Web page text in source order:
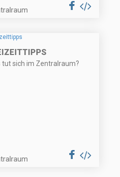
tut sich im Zentralraum?